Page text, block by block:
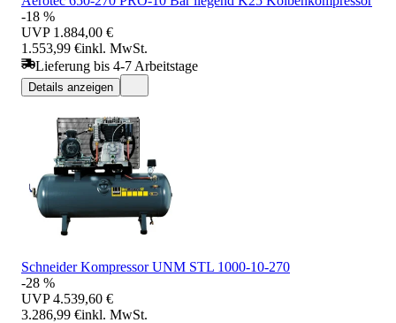
-18 %
UVP 1.884,00 €
1.553,99 €inkl. MwSt.
Lieferung bis 4-7 Arbeitstage
Details anzeigen
Schneider Kompressor UNM STL 1000-10-270
-28 %
UVP 4.539,60 €
3.286,99 €inkl. MwSt.